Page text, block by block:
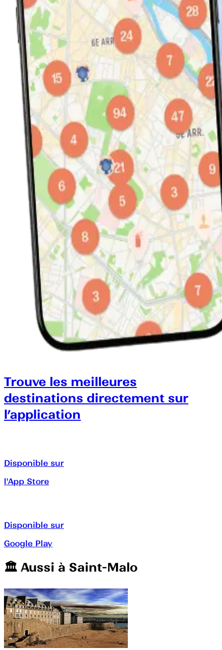
Trouve les meilleures
destinations directement sur
l’application
Disponible sur
l'App Store
Disponible sur
Google Play
🏛️️ Aussi à Saint-Malo